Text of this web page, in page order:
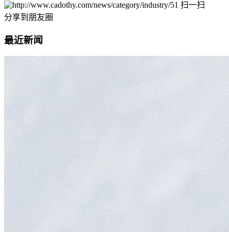
扫一扫
分享到朋友圈
最近新闻